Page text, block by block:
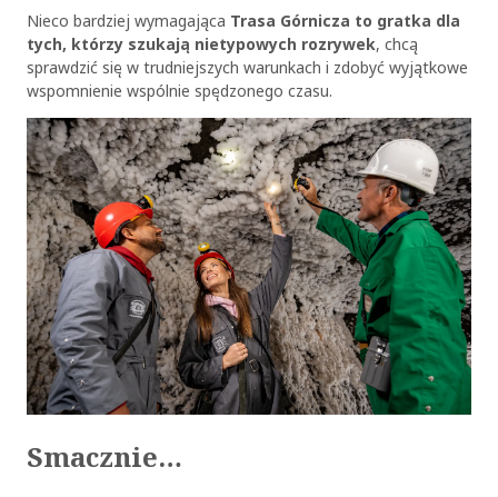
Nieco bardziej wymagająca Trasa Górnicza to gratka dla
tych, którzy szukają nietypowych rozrywek, chcą
sprawdzić się w trudniejszych warunkach i zdobyć wyjątkowe
wspomnienie wspólnie spędzonego czasu.
Smacznie…